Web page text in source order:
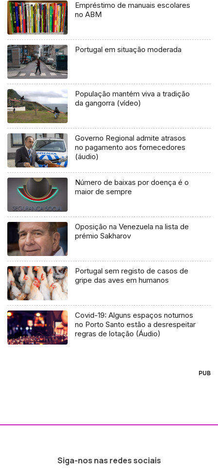
Empréstimo de manuais escolares
no ABM
Portugal em situação moderada
População mantém viva a tradição
da gangorra (vídeo)
Governo Regional admite atrasos
no pagamento aos fornecedores
(áudio)
Número de baixas por doença é o
maior de sempre
Oposição na Venezuela na lista de
prémio Sakharov
Portugal sem registo de casos de
gripe das aves em humanos
Covid-19: Alguns espaços noturnos
no Porto Santo estão a desrespeitar
regras de lotação (Áudio)
PUB
Siga-nos nas redes sociais